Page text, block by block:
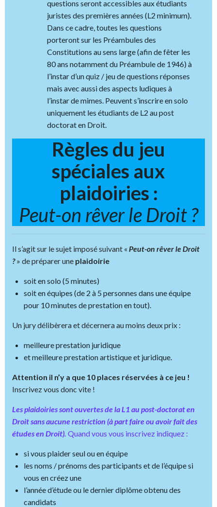
questions seront accessibles aux étudiants
juristes des premières années (L2 minimum).
Dans ce cadre, toutes les questions
porteront sur les Préambules des
Constitutions au sens large (afin de fêter les
80 ans notamment du Préambule de 1946) à
l’instar d’un quiz / jeu de questions réponses
mais avec aussi des aspects ludiques à
l’instar de mimes. Peuvent s’inscrire en solo
uniquement les étudiants de L2 au post
doctorat en Droit.
Règles du jeu
spéciales aux
plaidoiries :
Peut-on rêver le Droit ?
Il s’agit sur le sujet imposé suivant « Peut-on rêver le Droit
?» de préparer une plaidoirie
soit en solo (5 minutes)
soit en équipes (de 2 à 5 personnes dans une équipe
pour 10 minutes de prestation en tout).
Un jury délibèrera et décernera au moins deux prix :
meilleure prestation juridique
et meilleure prestation artistique et juridique.
Attention il n’y a que 10 places réservées à ce jeu !
Inscrivez vous donc vite !
Les plaidoiries sont ouvertes de la L1 au post-doctorat en
Droit sans aucune restriction (à part faire ou avoir fait des
études en Droit). Quand vous vous inscrivez indiquez :
si vous plaider seul ou en équipe
les noms / prénoms des participants et de l’équipe si
vous en créez une
l’année d’étude ou le dernier diplôme obtenu des
candidats